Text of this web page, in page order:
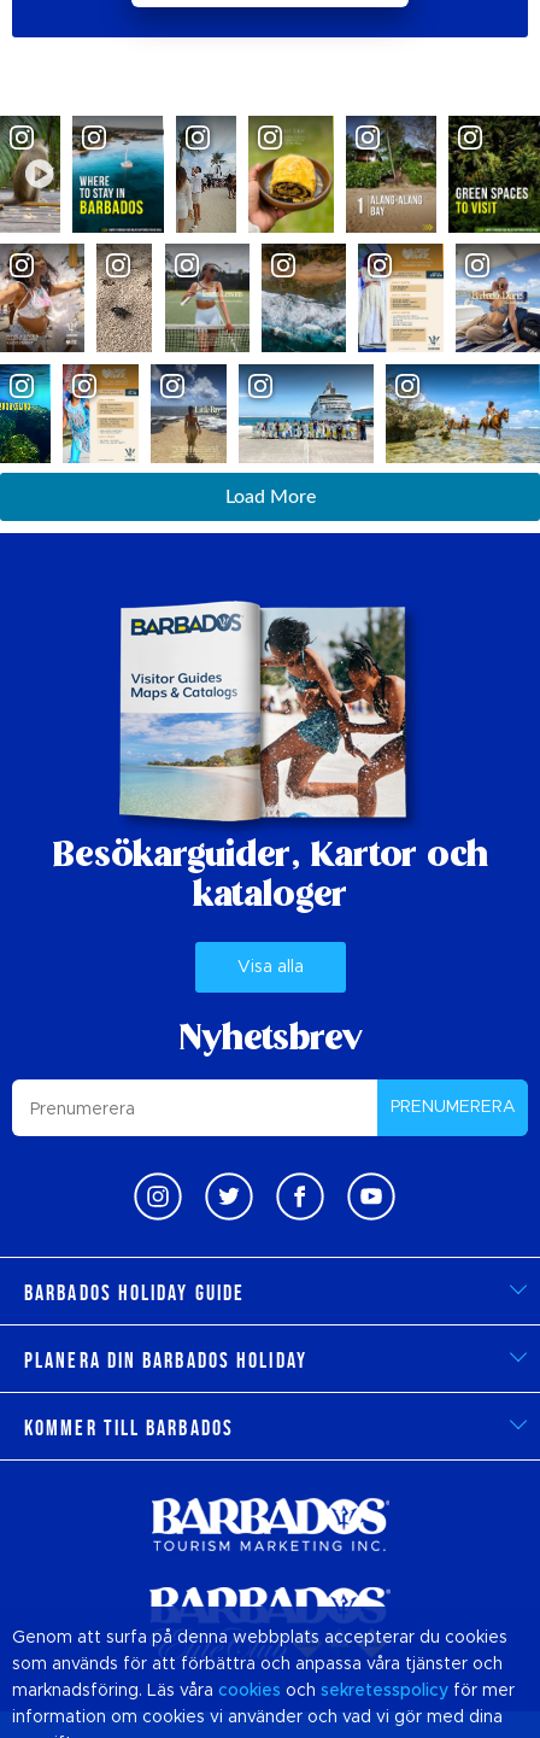
Load More
Besökarguider, Kartor och
kataloger
Visa alla
Nyhetsbrev
PRENUMERERA
Barbados Holiday Guide
Planera din Barbados Holiday
Kommer till Barbados
Genom att surfa på denna webbplats accepterar du cookies
som används för att förbättra och anpassa våra tjänster och
marknadsföring. Läs våra cookies och sekretesspolicy för mer
information om cookies vi använder och vad vi gör med dina